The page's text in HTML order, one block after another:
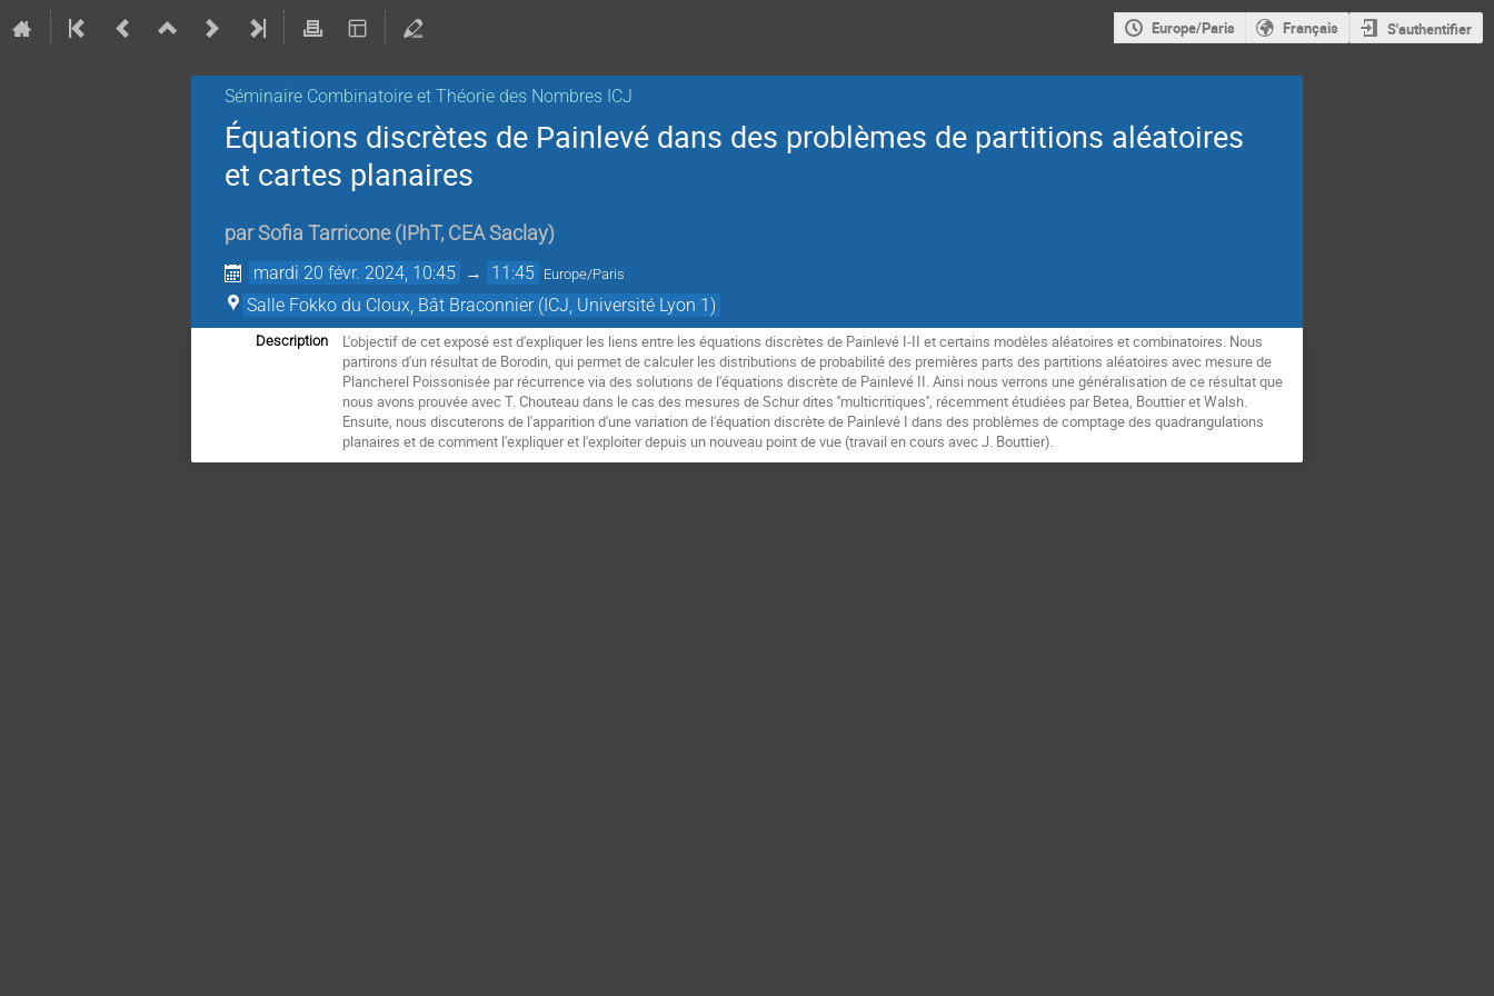
Europe/Paris Français S'authentifier
Séminaire Combinatoire et Théorie des Nombres ICJ
Équations discrètes de Painlevé dans des problèmes de partitions aléatoires
et cartes planaires
par Sofia Tarricone ( IPhT, CEA Saclay)
mardi 20 févr. 2024, 10:45 → 11:45 Europe/Paris
Salle Fokko du Cloux, Bât Braconnier (ICJ, Université Lyon 1)
Description
L'objectif de cet exposé est d'expliquer les liens entre les équations discrètes de Painlevé I-II et certains modèles aléatoires et combinatoires. Nous
partirons d'un résultat de Borodin, qui permet de calculer les distributions de probabilité des premières parts des partitions aléatoires avec mesure de
Plancherel Poissonisée par récurrence via des solutions de l'équations discrète de Painlevé II. Ainsi nous verrons une généralisation de ce résultat que
nous avons prouvée avec T. Chouteau dans le cas des mesures de Schur dites ''multicritiques'', récemment étudiées par Betea, Bouttier et Walsh.
Ensuite, nous discuterons de l'apparition d'une variation de l'équation discrète de Painlevé I dans des problèmes de comptage des quadrangulations
planaires et de comment l'expliquer et l'exploiter depuis un nouveau point de vue (travail en cours avec J. Bouttier).